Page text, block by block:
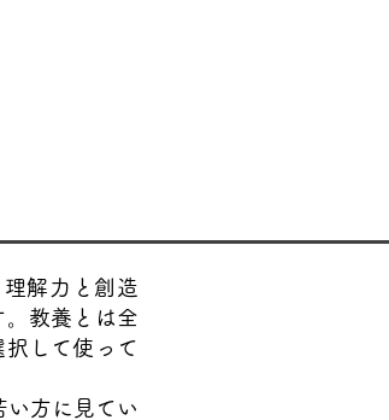
解力と創造
教養とは全
して使って
方に見てい